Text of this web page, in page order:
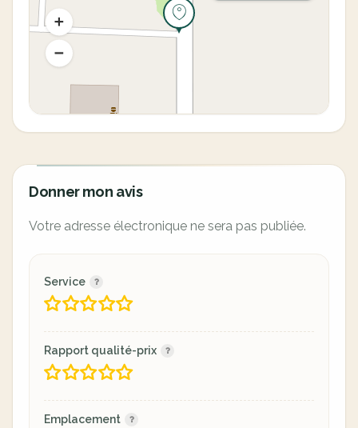
Donner mon avis
Votre adresse électronique ne sera pas publiée.
Service
Rapport qualité-prix
Emplacement